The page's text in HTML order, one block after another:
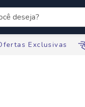
deseja?
Exclusivas
buscados